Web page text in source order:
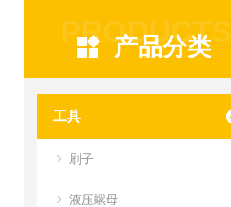
PRODUCTS
产品分类
工具
刷子
液压螺母